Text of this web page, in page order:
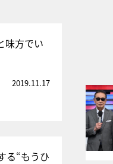
味方でい
2019.11.17
る“もうひ